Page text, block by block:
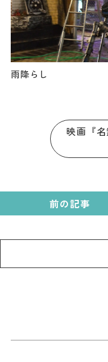
映画『
雨降らし
前の記事